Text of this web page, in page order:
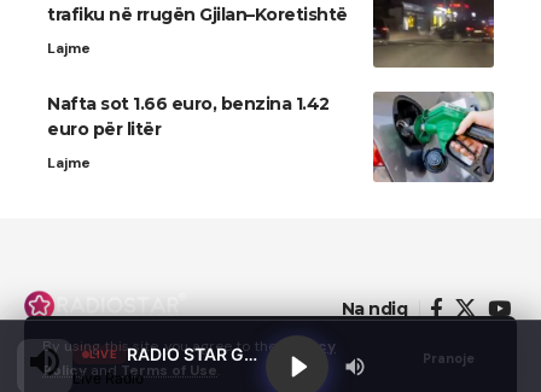
By using this site, you agree to the Privacy
Policy and Terms of Use
Pranoje
trafiku në rrugën Gjilan–Koretishtë
Lajme
Nafta sot 1.66 euro, benzina 1.42
euro për litër
Lajme
Na ndiq
© 2022 - Domainterm.com - All Rights Reserved.
LIVE RADIO STAR GJILAN
Live Radio